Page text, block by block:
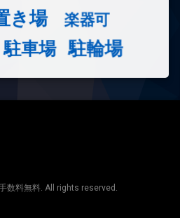
き場
楽器可
駐車場 駐輪場
数料無料. All rights reserved.